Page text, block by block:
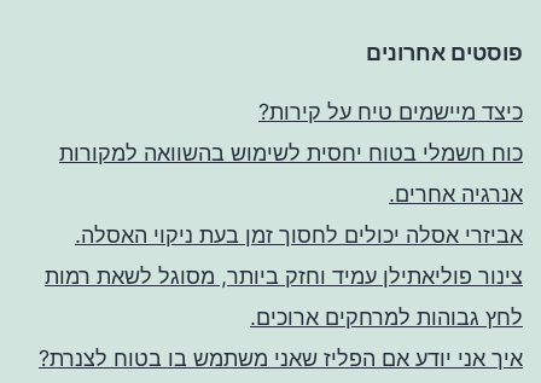
פוסטים אחרונים
כיצד מיישמים טיח על קירות?
כוח חשמלי בטוח יחסית לשימוש בהשוואה למקורות
אנרגיה אחרים.
אביזרי אסלה יכולים לחסוך זמן בעת ניקוי האסלה.
צינור פוליאתילן עמיד וחזק ביותר, מסוגל לשאת רמות
לחץ גבוהות למרחקים ארוכים.
איך אני יודע אם הפליז שאני משתמש בו בטוח לצנרת?